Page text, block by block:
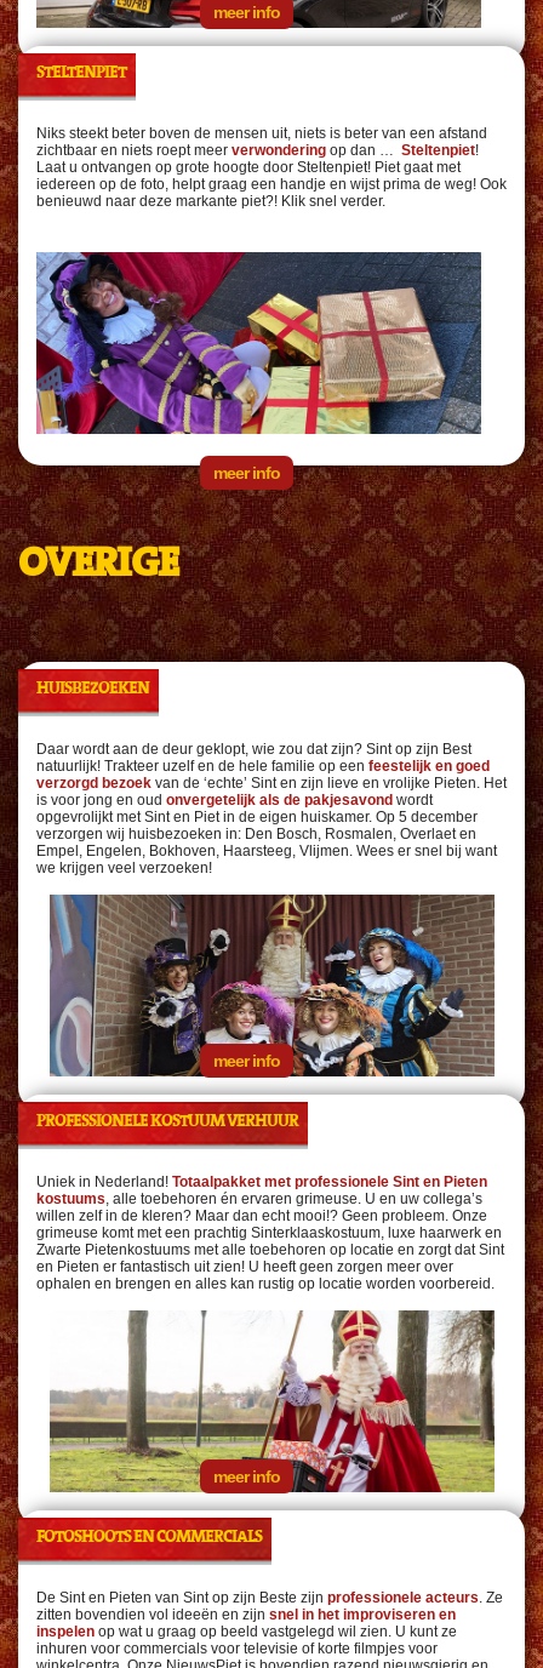
meer info
STELTENPIET
Niks steekt beter boven de mensen uit, niets is beter van een afstand
zichtbaar en niets roept meer verwondering op dan … Steltenpiet!
Laat u ontvangen op grote hoogte door Steltenpiet! Piet gaat met
iedereen op de foto, helpt graag een handje en wijst prima de weg! Ook
benieuwd naar deze markante piet?! Klik snel verder.
meer info
OVERIGE
HUISBEZOEKEN
Daar wordt aan de deur geklopt, wie zou dat zijn? Sint op zijn Best
natuurlijk! Trakteer uzelf en de hele familie op een feestelijk en goed
verzorgd bezoek van de ‘echte’ Sint en zijn lieve en vrolijke Pieten. Het
is voor jong en oud onvergetelijk als de pakjesavond wordt
opgevrolijkt met Sint en Piet in de eigen huiskamer. Op 5 december
verzorgen wij huisbezoeken in: Den Bosch, Rosmalen, Overlaet en
Empel, Engelen, Bokhoven, Haarsteeg, Vlijmen. Wees er snel bij want
we krijgen veel verzoeken!
meer info
PROFESSIONELE KOSTUUM VERHUUR
Uniek in Nederland! Totaalpakket met professionele Sint en Pieten
kostuums, alle toebehoren én ervaren grimeuse. U en uw collega’s
willen zelf in de kleren? Maar dan echt mooi!? Geen probleem. Onze
grimeuse komt met een prachtig Sinterklaaskostuum, luxe haarwerk en
Zwarte Pietenkostuums met alle toebehoren op locatie en zorgt dat Sint
en Pieten er fantastisch uit zien! U heeft geen zorgen meer over
ophalen en brengen en alles kan rustig op locatie worden voorbereid.
meer info
FOTOSHOOTS EN COMMERCIALS
De Sint en Pieten van Sint op zijn Beste zijn professionele acteurs. Ze
zitten bovendien vol ideeën en zijn snel in het improviseren en
inspelen op wat u graag op beeld vastgelegd wil zien. U kunt ze
inhuren voor commercials voor televisie of korte filmpjes voor